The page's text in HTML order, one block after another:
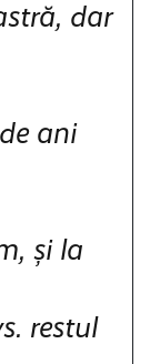
dar
ani
și la
restul